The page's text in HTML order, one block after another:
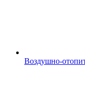
Воздушно-